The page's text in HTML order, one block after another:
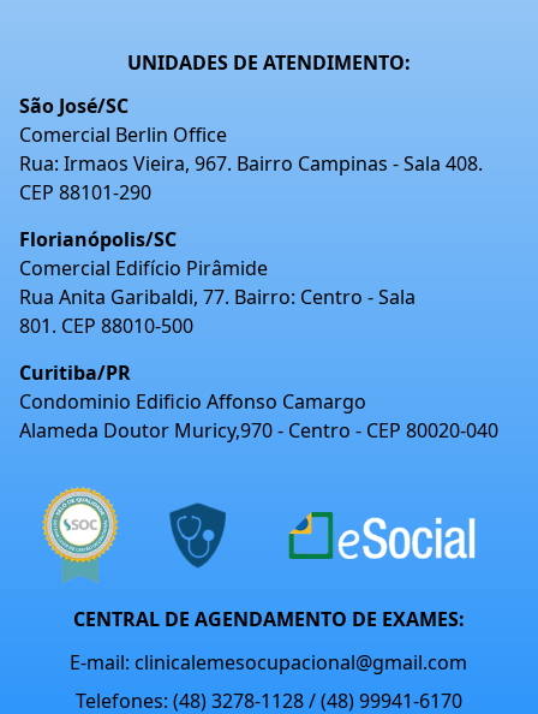
UNIDADES DE ATENDIMENTO:
São José/SC
Comercial Berlin Office
Rua: Irmaos Vieira, 967. Bairro Campinas - Sala 408.
CEP 88101-290
Florianópolis/SC
Comercial Edifício Pirâmide
Rua Anita Garibaldi, 77. Bairro: Centro - Sala
801. CEP 88010-500
Curitiba/PR
Condominio Edificio Affonso Camargo
Alameda Doutor Muricy,970 - Centro - CEP 80020-040
CENTRAL DE AGENDAMENTO DE EXAMES:
E-mail: clinicalemesocupacional@gmail.com
Telefones: (48) 3278-1128 / (48) 99941-6170